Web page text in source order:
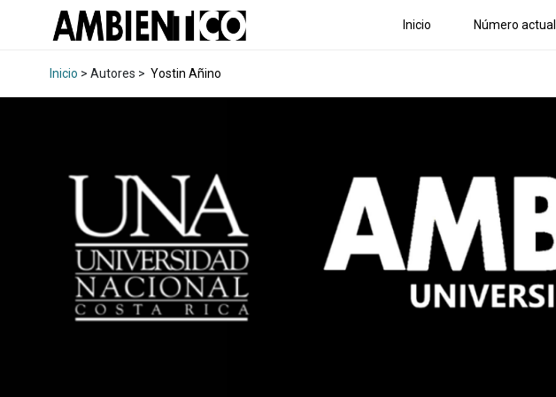
Inicio Número actual
Inicio > Autores > Yostin Añino